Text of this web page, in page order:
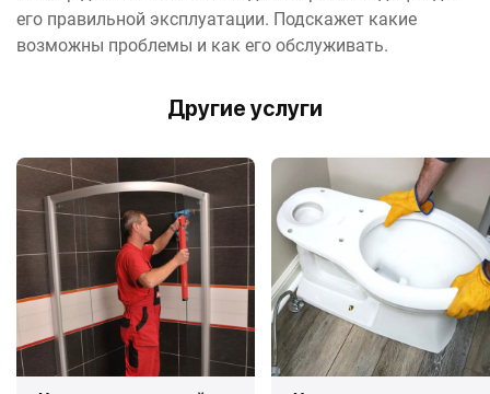
его правильной эксплуатации. Подскажет какие
возможны проблемы и как его обслуживать.
Другие услуги